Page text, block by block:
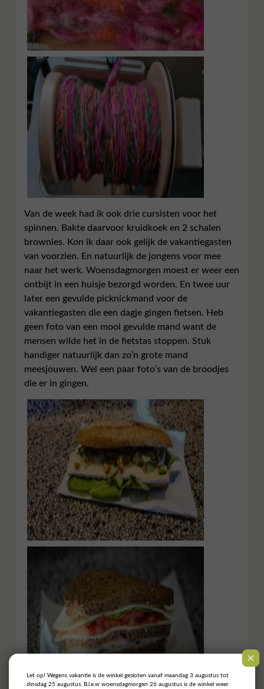
Van de week had ik ook drie cursisten voor het
spinnen. Bakte daarvoor kruidkoek en 2 schalen
brownies. Kon ik daar ook gelijk de vakantiegasten
van voorzien. En natuurlijk de jongens voor mee
naar het werk. Woensdagmorgen moest er weer een
ontbijt in een huisje bezorgd worden. En twee uur
later een gevulde picknickmand voor de
vakantiegasten die een dagje gingen fietsen. Heb
geen foto van een mooi gevulde mand want de
mensen wilde het in de fietstas stoppen. Stuk
handiger natuurlijk dan zo’n grote mand
meesjouwen. Wel een paar foto’s van de broodjes
die er in gingen.
Let op! Wegens vakantie is de winkel gesloten vanaf maandag 3 augustus tot
dinsdag 25 augustus. B.l.e.w woensdagmorgen 26 augustus is de winkel weer